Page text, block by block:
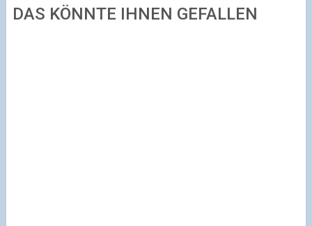
DAS KÖNNTE IHNEN GEFALLEN